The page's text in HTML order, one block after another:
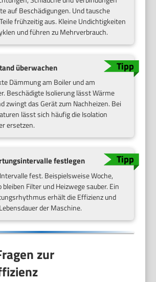
auf Beschädigungen. Und tausche
frühzeitig aus. Kleine Undichtigkeiten
und führen zu Mehrverbrauch.
überwachen
Dämmung am Boiler und am
Beschädigte Isolierung lässt Wärme
zwingt das Gerät zum Nachheizen. Bei
lässt sich häufig die Isolation
ersetzen.
festlegen
fest. Beispielsweise Woche,
bleiben Filter und Heizwege sauber. Ein
erhält die Effizienz und
der Maschine.
zur